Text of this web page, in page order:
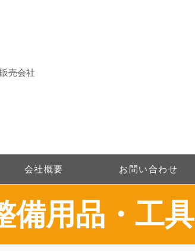
売会社
会社概要 お問い合わせ
備用品・工具